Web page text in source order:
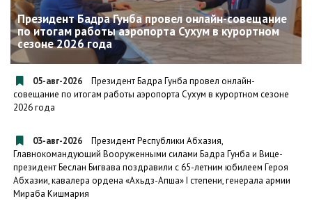
Президент Бадра Гунба провел онлайн-совещание
по итогам работы аэропорта Сухум в курортном
сезоне 2026 года
05-авг-2026
Президент Бадра Гунба провел онлайн-
совещание по итогам работы аэропорта Сухум в курортном сезоне
2026 года
03-авг-2026
Президент Республики Абхазия,
Главнокомандующий Вооруженными силами Бадра Гунба и Вице-
президент Беслан Бигвава поздравили с 65-летним юбилеем Героя
Абхазии, кавалера ордена «Ахьдз-Апша» I степени, генерала армии
Мираба Кишмария